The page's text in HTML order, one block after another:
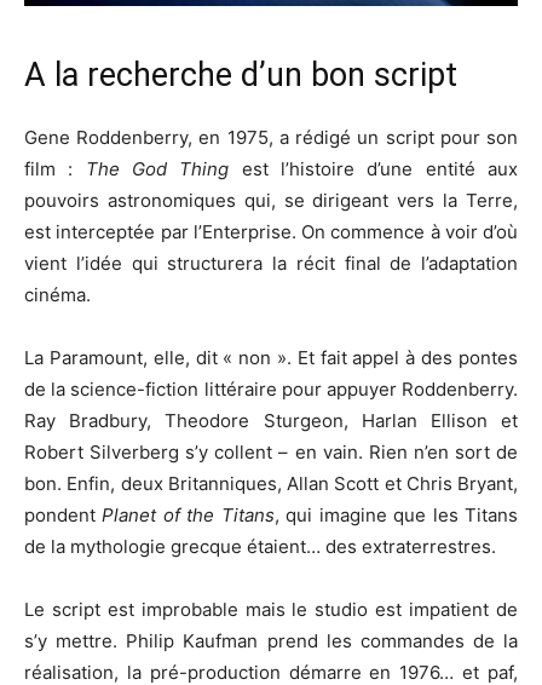
A la recherche d’un bon script
Gene Roddenberry, en 1975, a rédigé un script pour son
film : The God Thing est l’histoire d’une entité aux
pouvoirs astronomiques qui, se dirigeant vers la Terre,
est interceptée par l’Enterprise. On commence à voir d’où
vient l’idée qui structurera la récit final de l’adaptation
cinéma.
La Paramount, elle, dit « non ». Et fait appel à des pontes
de la science-fiction littéraire pour appuyer Roddenberry.
Ray Bradbury, Theodore Sturgeon, Harlan Ellison et
Robert Silverberg s’y collent – en vain. Rien n’en sort de
bon. Enfin, deux Britanniques, Allan Scott et Chris Bryant,
pondentPlanet of the Titans, qui imagine que les Titans
de la mythologie grecque étaient… des extraterrestres.
Le script est improbable mais le studio est impatient de
s’y mettre. Philip Kaufman prend les commandes de la
réalisation, la pré-production démarre en 1976… et paf,